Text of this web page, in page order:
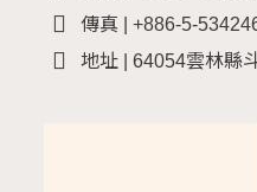
傳真 | +886-5-
地址 | 64054雲林縣